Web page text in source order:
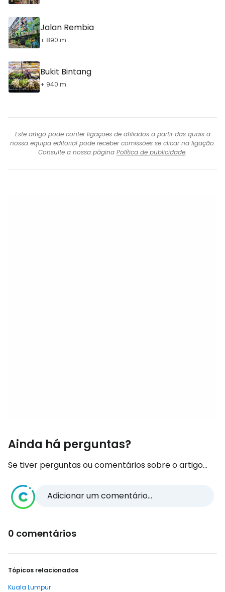
Jalan Rembia
+ 890 m
Bukit Bintang
+ 940 m
Este artigo pode conter ligações de afiliados a partir das quais a
nossa equipa editorial pode receber comissões se clicar na ligação.
Consulte a nossa página Política de publicidade.
Ainda há perguntas?
Se tiver perguntas ou comentários sobre o artigo...
Adicionar um comentário...
0 comentários
Tópicos relacionados
Kuala Lumpur